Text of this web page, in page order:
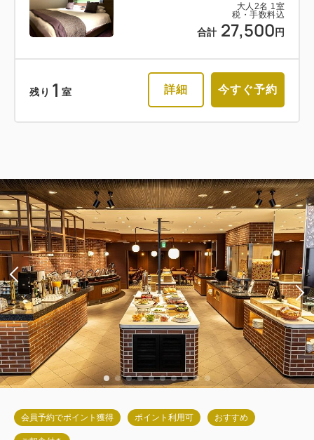
大人 2名 1 室
税・手数料込
合計 27,500 円
残り 1 室 詳細 今すぐ予約
会員予約でポイント獲得 ポイント利用可 おすすめ